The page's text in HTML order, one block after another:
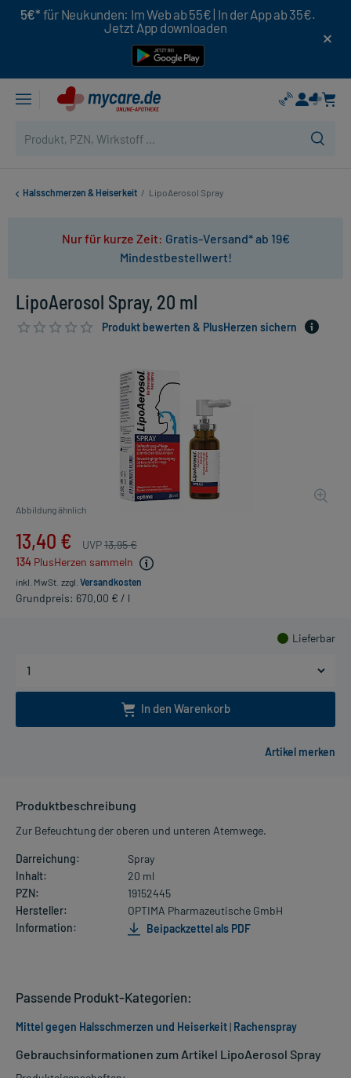
5€* für Neukunden: Im Web ab 55€ | In der App ab 35€.
Jetzt App downloaden
Halsschmerzen & Heiserkeit / LipoAerosol Spray
Nur für kurze Zeit: Gratis-Versand* ab 19€
Mindestbestellwert!
LipoAerosol Spray, 20 ml
Produkt bewerten & PlusHerzen sichern
Abbildung ähnlich
13,40 € UVP13,95 €
134 PlusHerzen sammeln
inkl. MwSt. zzgl. Versandkosten
Grundpreis: 670,00 € / l
Lieferbar
In den Warenkorb
Produktbeschreibung
Zur Befeuchtung der oberen und unteren Atemwege.
Darreichung:
Spray
Inhalt:
20 ml
PZN:
19152445
Hersteller:
OPTIMA Pharmazeutische GmbH
Information:
Beipackzettel als PDF
Gebrauchsinformationen zum Artikel LipoAerosol Spray
Passende Produkt-Kategorien:
Mittel gegen Halsschmerzen und Heiserkeit| Rachenspray